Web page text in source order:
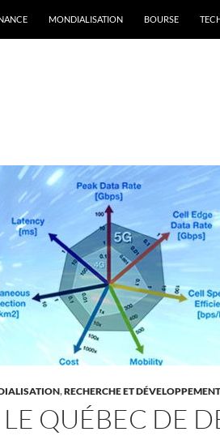
MONDIALISATION BOURSE
,RECHERCHE ET DÉVELOPPEMENT
QUÉBEC DE